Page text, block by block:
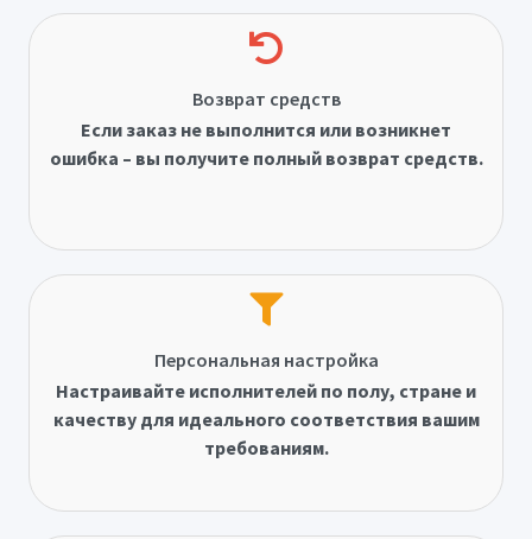
Возврат средств
Если заказ не выполнится или возникнет
ошибка – вы получите полный возврат средств.
Персональная настройка
Настраивайте исполнителей по полу, стране и
качеству для идеального соответствия вашим
требованиям.